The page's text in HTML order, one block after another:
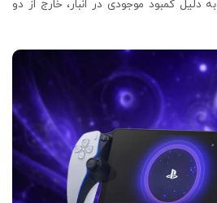
است و تنها در ژانویه 2024 به دلیل کمبود موجودی در انبار، خارج از دو